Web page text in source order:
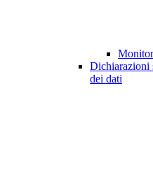
Dichiarazioni
dei dati